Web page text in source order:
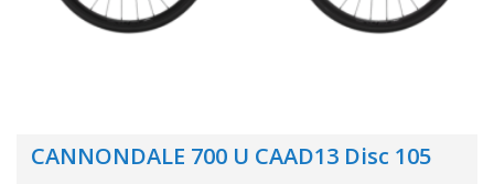
CANNONDALE 700 U CAAD13 Disc 105